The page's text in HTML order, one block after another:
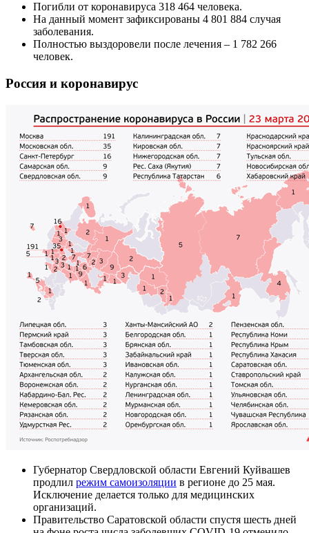
Погибли от коронавируса 318 464 человека.
На данный момент зафиксированы 4 801 884 случая
заболевания.
Полностью выздоровели после лечения – 1 782 266
человек.
Россия и коронавирус
Губернатор Свердловской области Евгений Куйвашев
продлил режим самоизоляции в регионе до 25 мая.
Исключение делается только для медицинских
организаций.
Правительство Саратовской области спустя шесть дней